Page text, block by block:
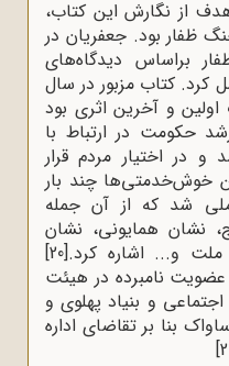
از نگارش این کتاب،
ظفار بود. جعفریان در
براساس دیدگاه‌های
کرد. کتاب مزبور در سال
اولین و آخرین اثری بود
حکومت در ارتباط با
در اختیار مردم قرار
خوش‌خدمتی‌ها چند بار
شد که از آن جمله
به نشان درجه 3 تاج، نشان همایونی، نشان
و... اشاره کرد.[20]
ساواک در سال 56 با عضویت نامبرده در هیئت
و بنیاد پهلوی و
بنا بر تقاضای اداره